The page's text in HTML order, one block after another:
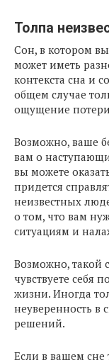
Толпа
Сон, в котором
может иметь
контекста сна и
общем случае
ощущение
Возможно, ваше
вам о
вы можете
придется
неизвестных
о том, что вам
ситуациям и
Возможно, такой
чувствуете себя
жизни. Иногда
неуверенность в
решений.
Если в вашем сне